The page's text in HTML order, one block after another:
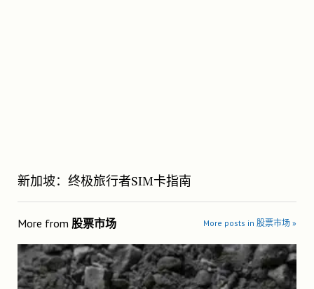
新加坡：终极旅行者SIM卡指南
More from 股票市场 More posts in 股票市场 »